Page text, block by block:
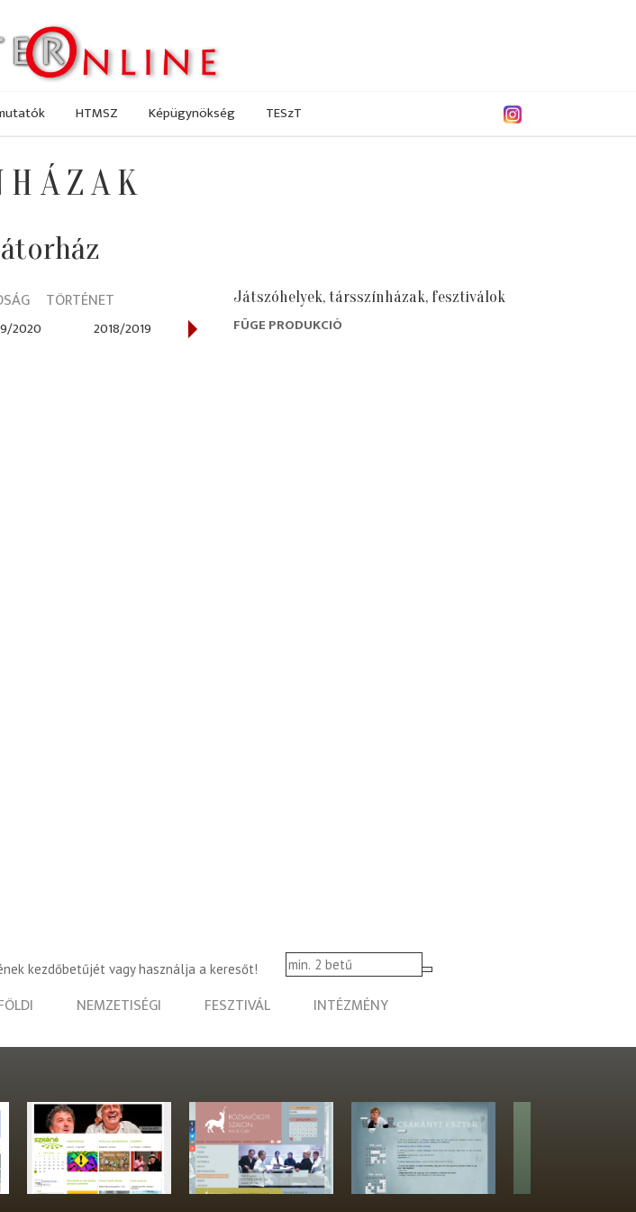
HTMSZ Képügynökség TESzT
TÖRTÉNET
2020 2018/2019 2017/2018 2016/2017
Játszóhelyek, társszínházak, fesztiválok
FÜGE PRODUKCIÓ
kezdőbetűjét vagy használja a keresőt!
NEMZETISÉGI FESZTIVÁL INTÉZMÉNY